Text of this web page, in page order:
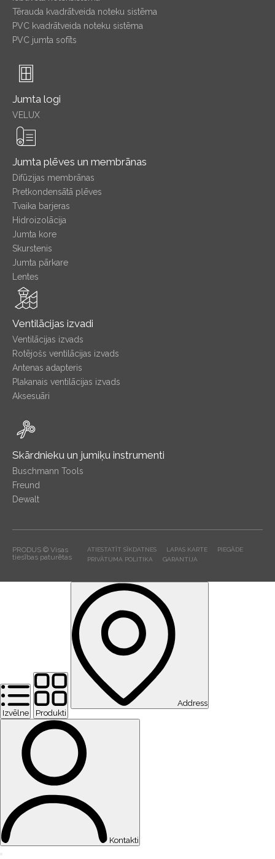
Tērauda kvadrātveida noteku sistēma
PVC kvadrātveida noteku sistēma
PVC jumta sofīts
Jumta logi
VELUX
Jumta plēves un membrānas
Difūzijas membrānas
Pretkondensātā plēves
Tvaika barjeras
Hidroizolācija
Jumta kore
Skurstenis
Jumta pārkare
Lentes
Ventilācijas izvadi
Ventilācijas izvads
Rotējošs ventilācijas izvads
Antenas adapteris
Plakanais ventilācijas izvads
Aksesuāri
Skārdnieku un jumiķu instrumenti
Buschmann Tools
Freund
Dewalt
PRODUS © Visas
tiesības paturētas
ATIESTATĪT SĪKDATNES LAPAS KARTE
PIEGĀDE
PRIVĀTUMA POLITIKA
GARANTIJA
Izvēlne Produkti
Address
Kontakti